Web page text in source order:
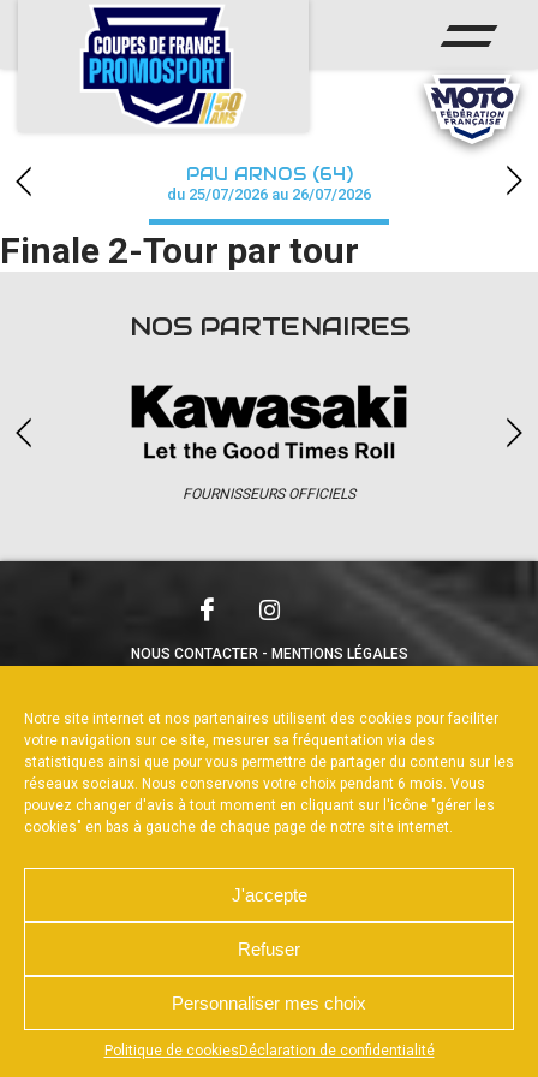
Notre site internet et nos partenaires utilisent des cookies pour faciliter
votre navigation sur ce site, mesurer sa fréquentation via des
statistiques ainsi que pour vous permettre de partager du contenu sur les
réseaux sociaux. Nous conservons votre choix pendant 6 mois. Vous
pouvez changer d'avis à tout moment en cliquant sur l'icône "gérer les
cookies" en bas à gauche de chaque page de notre site internet.
J'accepte
Refuser
Personnaliser mes choix
Politique de cookies Déclaration de confidentialité
Appuyez sur le bouton partager en bas de votre
ACCUEIL
ACTUS
CALENDRIER
CHAMPIONNAT
RÉSULTATS
accéder à la billetterie
PAU ARNOS (64)
du 25/07/2026 au 26/07/2026
Finale 2-Tour par tour
NOS PARTENAIRES
FOURNISSEURS OFFICIELS
NOUS CONTACTER
MENTIONS LÉGALES
RÉALISÉ PAR L’AGENCE WEB A3WEB